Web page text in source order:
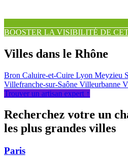
BOOSTER LA VISIBILITÉ DE
Villes dans le Rhône
Bron Caluire-et-Cuire Lyon Meyzieu
Villefranche-sur-Saône Villeurbanne
Trouver un artisan expert ↑
Recherchez votre un
les plus grandes villes
Paris